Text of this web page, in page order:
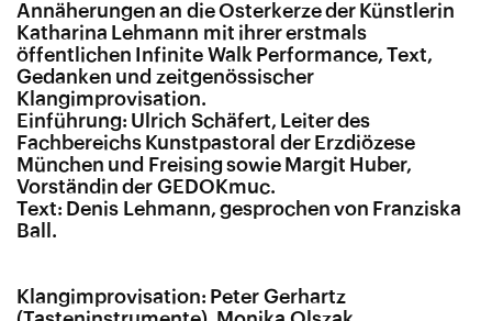
Annäherungen an die Osterkerze der Künstlerin
Katharina Lehmann mit ihrer erstmals
öffentlichen Infinite Walk Performance, Text,
Gedanken und zeitgenössischer
Klangimprovisation.
Einführung: Ulrich Schäfert, Leiter des
Fachbereichs Kunstpastoral der Erzdiözese
München und Freising sowie Margit Huber,
Vorständin der GEDOKmuc.
Text: Denis Lehmann, gesprochen von Franziska
Ball.
Klangimprovisation: Peter Gerhartz